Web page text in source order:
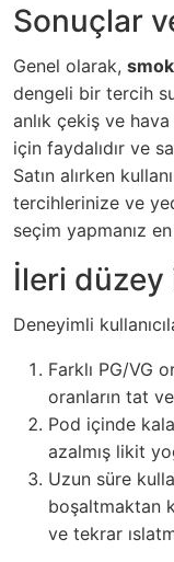
Sonuçlar
Genel olarak,
dengeli bir tercih
anlık çekiş ve hava
için faydalıdır ve
Satın alırken
tercihlerinize ve
seçim yapmanız en
İleri düzey
Deneyimli
Farklı PG/VG
oranların tat
Pod içinde
azalmış likit
Uzun süre
boşaltmaktan
ve tekrar